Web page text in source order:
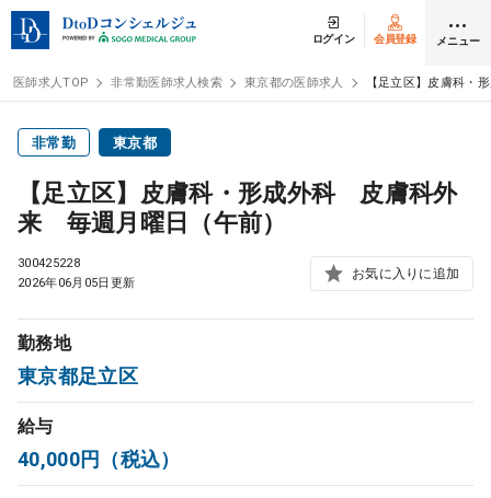
ログイン 会員登録 メニュー
医師求人
常勤検索 転職
非常勤検索
スポット検索
DtoDの転職・アルバイト支援
医師求人TOP 非常勤医師求人検索 東京都の医師求人 【足立区】皮膚科
非常勤 東京都
【足立区】皮膚科・形成外科 皮膚科外
来 毎週月曜日（午前）
300425228
2026年06月05日更新
お気に入りに追加
勤務地
東京都足立区
給与
40,000円（税込）